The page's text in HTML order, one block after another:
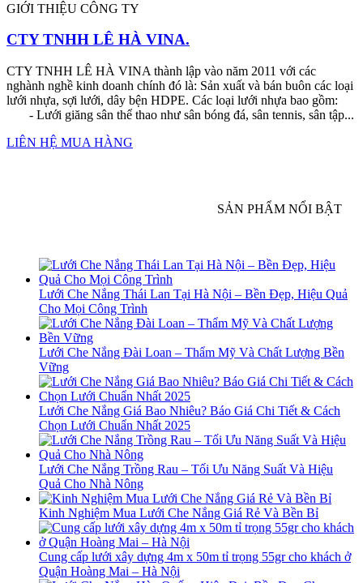
GIỚI THIỆU CÔNG TY
CTY TNHH LÊ HÀ VINA.
CTY TNHH LÊ HÀ VINA thành lập vào năm 2011 với các
nghành nghề kinh doanh chính đó là: Sản xuất và bán buôn các loại
lưới nhựa, sợi lưới, dây bện HDPE. Các loại lưới nhựa bao gồm:
- Lưới giăng sân thể thao như sân bóng đá, sân tennis, sân tập...
LIÊN HỆ MUA HÀNG
SẢN PHẨM NỔI BẬT
Lưới Che Nắng Thái Lan Tại Hà Nội – Bền Đẹp, Hiệu Quả
Cho Mọi Công Trình
Lưới Che Nắng Đài Loan – Thẩm Mỹ Và Chất Lượng Bền
Vững
Lưới Che Nắng Giá Bao Nhiêu? Báo Giá Chi Tiết & Cách
Chọn Lưới Chuẩn Nhất 2025
Lưới Che Nắng Trồng Rau – Tối Ưu Năng Suất Và Hiệu
Quả Cho Nhà Nông
Kinh Nghiệm Mua Lưới Che Nắng Giá Rẻ Và Bền Bỉ
Cung cấp lưới xây dựng 4m x 50m tỉ trọng 55gr cho khách ở
Quận Hoàng Mai – Hà Nội